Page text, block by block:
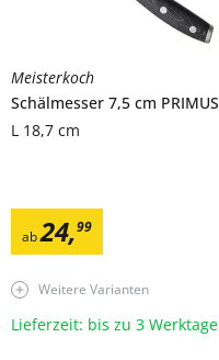
Meisterkoch
Schälmesser 7,5 cm PRIMUS
L 18,7 cm
ab24,99
Weitere Varianten
Lieferzeit: bis zu 3 Werktage